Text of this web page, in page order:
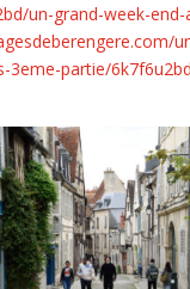
un-grand-week-end-
3eme-partie/